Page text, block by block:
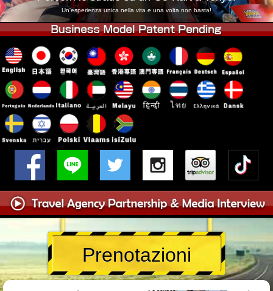
Okinawa
Un'esperienza unica nella vita e una volta non basta!
Prenotazioni